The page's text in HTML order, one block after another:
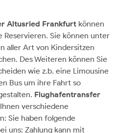
Altusried Frankfurt können
Reservieren. Sie können unter
aller Art von Kindersitzen
Des Weiteren können Sie
wie z.b. eine Limousine
Bus um ihre Fahrt so
Flughafentransfer
verschiedene
Sie haben folgende
uns: Zahlung kann mit